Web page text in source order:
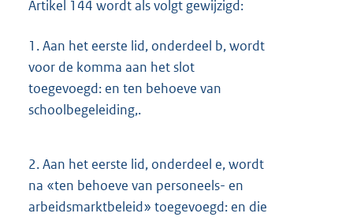
Artikel 144 wordt als volgt gewijzigd:
1.Aan het eerste lid, onderdeel b, wordt
voor de komma aan het slot
toegevoegd: en ten behoeve van
schoolbegeleiding,.
2.Aan het eerste lid, onderdeel e, wordt
na «ten behoeve van personeels- en
arbeidsmarktbeleid» toegevoegd: en die